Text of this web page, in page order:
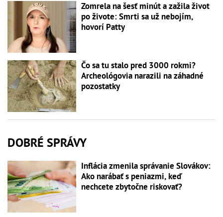
Zomrela na šesť minút a zažila život
po živote: Smrti sa už nebojím,
hovorí Patty
Čo sa tu stalo pred 3000 rokmi?
Archeológovia narazili na záhadné
pozostatky
DOBRÉ SPRÁVY
Inflácia zmenila správanie Slovákov:
Ako narábať s peniazmi, keď
nechcete zbytočne riskovať?